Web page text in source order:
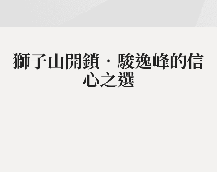
獅子山開鎖‧駿逸峰的信
心之選